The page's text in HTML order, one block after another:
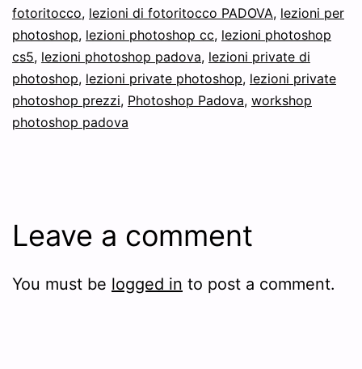
fotoritocco, lezioni di fotoritocco PADOVA, lezioni per
photoshop, lezioni photoshop cc, lezioni photoshop
cs5, lezioni photoshop padova, lezioni private di
photoshop, lezioni private photoshop, lezioni private
photoshop prezzi, Photoshop Padova, workshop
photoshop padova
Leave a comment
You must be logged in to post a comment.